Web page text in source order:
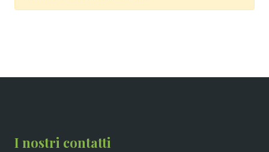
I nostri contatti